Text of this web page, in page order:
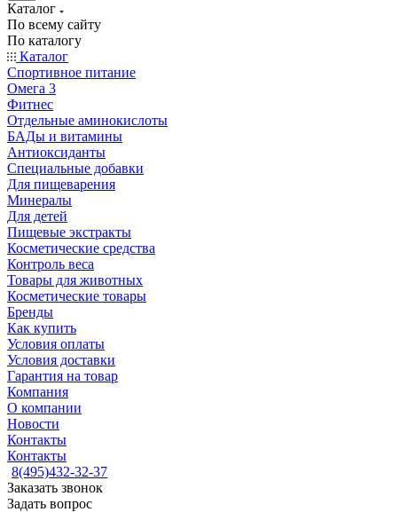
Каталог
По всему сайту
По каталогу
Каталог
Спортивное питание
Омега 3
Фитнес
Отдельные аминокислоты
БАДы и витамины
Антиоксиданты
Специальные добавки
Для пищеварения
Минералы
Для детей
Пищевые экстракты
Косметические средства
Контроль веса
Товары для животных
Косметические товары
Бренды
Как купить
Условия оплаты
Условия доставки
Гарантия на товар
Компания
О компании
Новости
Контакты
Контакты
8(495)432-32-37
Заказать звонок
Задать вопрос